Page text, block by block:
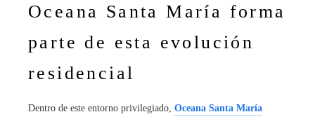
Oceana Santa María forma
parte de esta evolución
residencial
Dentro de este entorno privilegiado, Oceana Santa María